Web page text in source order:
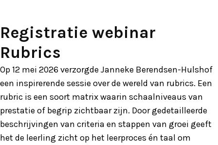
Registratie webinar
Rubrics
Op 12 mei 2026 verzorgde Janneke Berendsen-Hulshof
een inspirerende sessie over de wereld van rubrics. Een
rubric is een soort matrix waarin schaalniveaus van
prestatie of begrip zichtbaar zijn. Door gedetailleerde
beschrijvingen van criteria en stappen van groei geeft
het de leerling zicht op het leerproces én taal om